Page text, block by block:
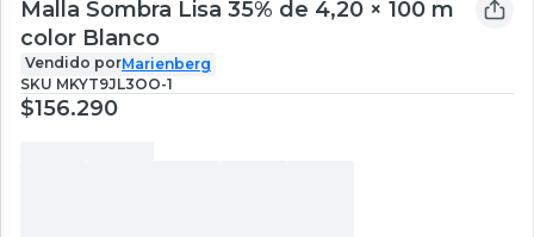
Malla Sombra Lisa 35% de 4,20 × 100 m
color Blanco
Vendido porMarienberg
SKU MKYT9JL3OO-1
$156.290